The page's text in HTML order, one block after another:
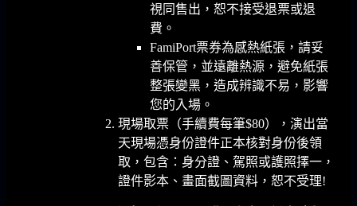
視同售出，恕不接受退票或退
費。
FamiPort票券為感熱紙張，請妥
善保管，並遠離熱源，避免紙張
整張變黑，造成辨識不易，影響
您的入場。
現場取票（手續費每筆$80），演出當
天現場憑身份證件正本核對身份後領
取，包含：身分證、駕照或護照擇一，
證件影本、畫面截圖資料，恕不受理!